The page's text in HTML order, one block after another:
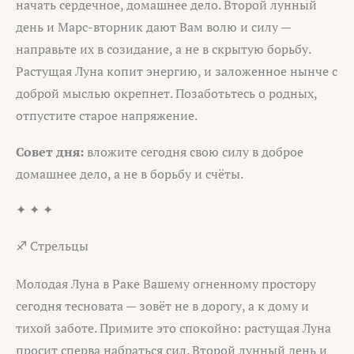
начать сердечное, домашнее дело. Второй лунный
день и Марс-вторник дают Вам волю и силу —
направьте их в созидание, а не в скрытую борьбу.
Растущая Луна копит энергию, и заложенное нынче с
доброй мыслью окрепнет. Позаботьтесь о родных,
отпустите старое напряжение.
Совет дня: вложите сегодня свою силу в доброе
домашнее дело, а не в борьбу и счёты.
✦ ✦ ✦
♐ Стрельцы
Молодая Луна в Раке Вашему огненному простору
сегодня тесновата — зовёт не в дорогу, а к дому и
тихой заботе. Примите это спокойно: растущая Луна
просит сперва набраться сил. Второй лунный день и